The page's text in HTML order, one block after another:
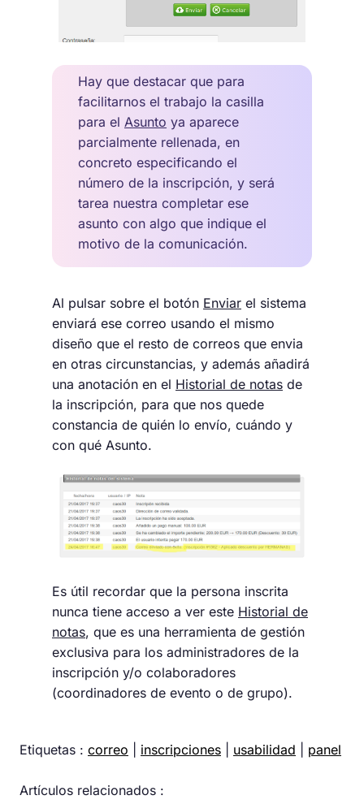
Hay que destacar que para
facilitarnos el trabajo la casilla
para el Asunto ya aparece
parcialmente rellenada, en
concreto especificando el
número de la inscripción, y será
tarea nuestra completar ese
asunto con algo que indique el
motivo de la comunicación.
Al pulsar sobre el botón Enviar el sistema
enviará ese correo usando el mismo
diseño que el resto de correos que envia
en otras circunstancias, y además añadirá
una anotación en el Historial de notas de
la inscripción, para que nos quede
constancia de quién lo envío, cuándo y
con qué Asunto.
Es útil recordar que la persona inscrita
nunca tiene acceso a ver este Historial de
notas, que es una herramienta de gestión
exclusiva para los administradores de la
inscripción y/o colaboradores
(coordinadores de evento o de grupo).
Etiquetas : correo inscripciones usabilidad panel
Artículos relacionados :